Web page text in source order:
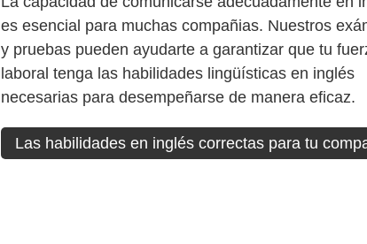
es esencial para muchas compañias. Nuestros
y pruebas pueden ayudarte a garantizar que tu
laboral tenga las habilidades lingüísticas en inglés
necesarias para desempeñarse de manera eficaz.
Las habilidades en inglés correctas para tu